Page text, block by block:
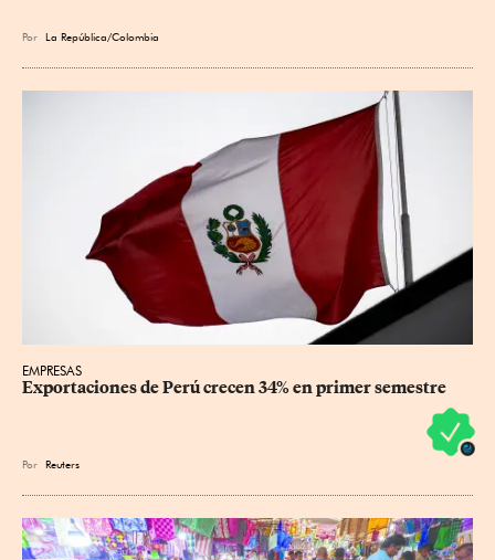
Por La República/Colombia
EMPRESAS
Exportaciones de Perú crecen 34% en primer semestre
Por Reuters